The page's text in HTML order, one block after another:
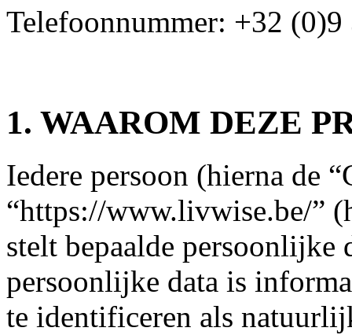
Telefoonnummer: +32 (0)9
1. WAAROM DEZE
Iedere persoon (hierna de
“https://www.livwise.be/”
stelt bepaalde persoonlijke
persoonlijke data is
te identificeren als